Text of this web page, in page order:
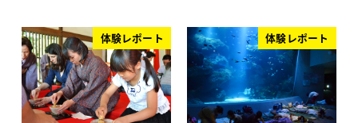
体験レポート 体験レポート